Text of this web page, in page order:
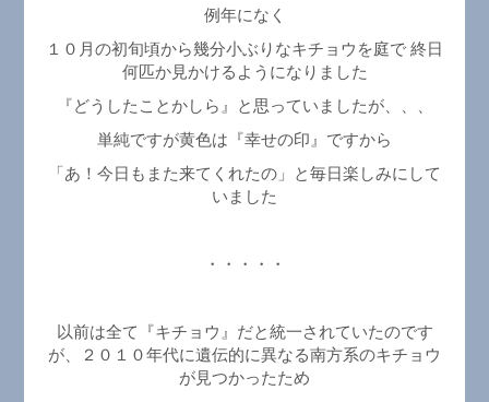
例年になく
１０月の初旬頃から幾分小ぶりなキチョウを庭で 終日
何匹か見かけるようになりました
『どうしたことかしら』と思っていましたが、、、
単純ですが黄色は『幸せの印』ですから
「あ！今日もまた来てくれたの」と毎日楽しみにして
いました
・・・・・
以前は全て『キチョウ』だと統一されていたのです
が、２０１０年代に遺伝的に異なる南方系のキチョウ
が見つかったため